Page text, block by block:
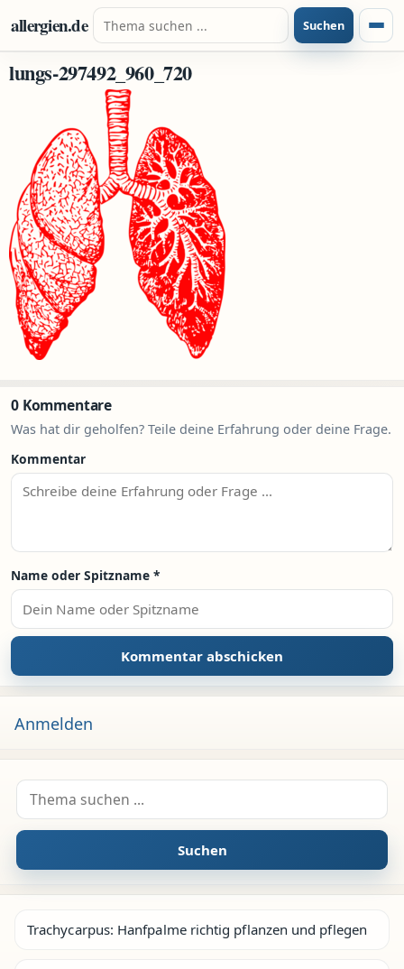
Zum Inhalt springen
allergien.de Suche nach: Suchen
lungs-297492_960_720
0 Kommentare
Was hat dir geholfen? Teile deine Erfahrung oder deine Frage.
Kommentar
Name oder Spitzname *
Anmelden
Suche nach:
Suchen
Trachycarpus: Hanfpalme richtig pflanzen und pflegen